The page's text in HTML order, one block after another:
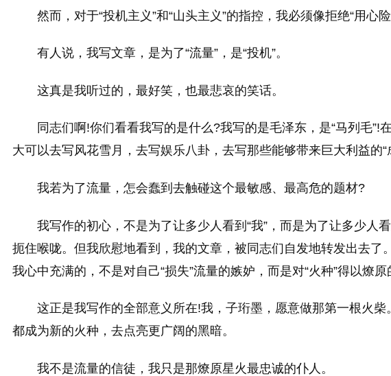
然而，对于“投机主义”和“山头主义”的指控，我必须像拒绝“用心
有人说，我写文章，是为了“流量”，是“投机”。
这真是我听过的，最好笑，也最悲哀的笑话。
同志们啊!你们看看我写的是什么?我写的是毛泽东，是“马列毛
大可以去写风花雪月，去写娱乐八卦，去写那些能够带来巨大利益的
我若为了流量，怎会蠢到去触碰这个最敏感、最高危的题材?
我写作的初心，不是为了让多少人看到“我”，而是为了让多少人
扼住喉咙。但我欣慰地看到，我的文章，被同志们自发地转发出去
我心中充满的，不是对自己“损失”流量的嫉妒，而是对“火种”得以燎
这正是我写作的全部意义所在!我，子珩墨，愿意做那第一根火
都成为新的火种，去点亮更广阔的黑暗。
我不是流量的信徒，我只是那燎原星火最忠诚的仆人。